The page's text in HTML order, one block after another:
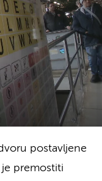
postavljene
premostiti